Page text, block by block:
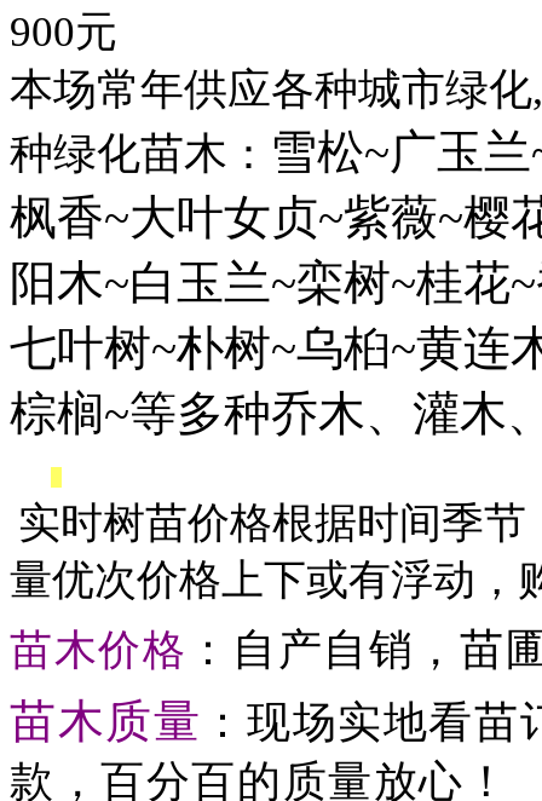
900元
本场常年供应各种城市绿化,
种绿化苗木 ： 雪松~广玉兰
枫香~大叶女贞~紫薇~樱
阳木~白玉兰~栾树~桂花~
七叶树~朴树~乌桕~黄连
棕榈~等多种乔木、灌木
实时树苗价格根据时间季
量优次价格上下或有浮动，
苗木价格 ： 自产自销，苗
苗木质量 ：现场实地看苗
款，百分百的质量放心！